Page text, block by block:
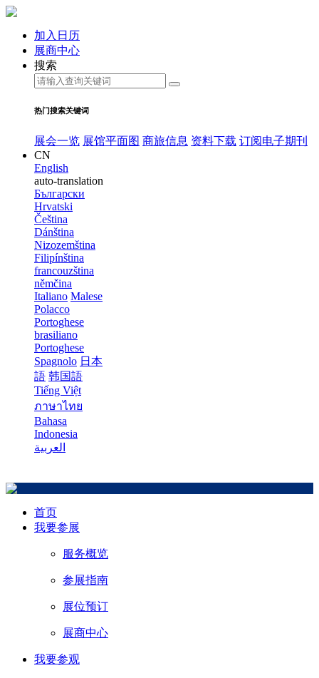
加入日历
展商中心
搜索
热门搜索关键词
展会一览 展馆平面图 商旅信息 资料下载 订阅电子期刊
CN
English
auto-translation
Български
Hrvatski
Čeština
Dánština
Nizozemština
Filipínština
francouzština
němčina
Italiano Malese
Polacco
Portoghese
brasiliano
Portoghese
Spagnolo 日本
語 韩国語
Tiếng Việt
ภาษาไทย
Bahasa
Indonesia
العربية
首页
我要参展
服务概览
参展指南
展位预订
展商中心
我要参观